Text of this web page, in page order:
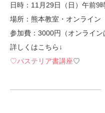
日時：11月29日（日）午前9
場所：熊本教室・オンライン
参加費：3000円（オンライン
詳しくはこちら↓
♡パステリア書講座♡
—————————————